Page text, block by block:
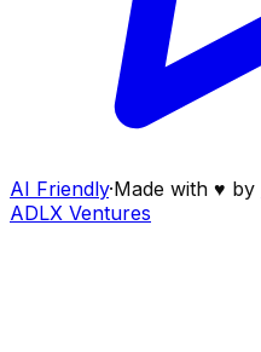
AI Friendly·Made with ♥ by
ADLX Ventures